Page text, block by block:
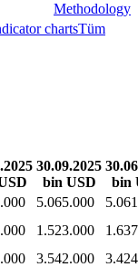
Methodology
chartsTüm
30.09.2025
bin USD
bin
5.065.000
1.523.000
3.542.000